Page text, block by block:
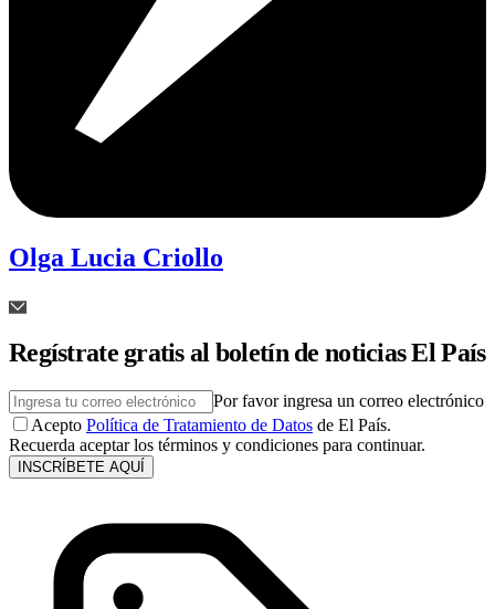
Olga Lucia Criollo
Regístrate gratis al boletín de noticias El País
Por favor ingresa un correo electrónico
Acepto Política de Tratamiento de Datos de El País.
Recuerda aceptar los términos y condiciones para continuar.
INSCRÍBETE AQUÍ